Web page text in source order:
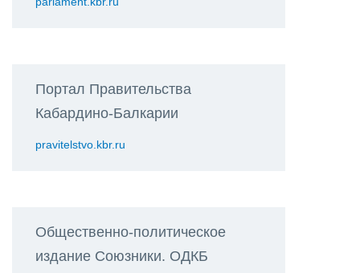
Портал Правительства
Кабардино-Балкарии
pravitelstvo.kbr.ru
Общественно-политическое
издание Союзники. ОДКБ